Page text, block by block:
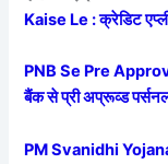
Kaise Le : क्रेडिट
PNB Se Pre
बैंक से प्री अप्रूव्ड
PM Svanidhi